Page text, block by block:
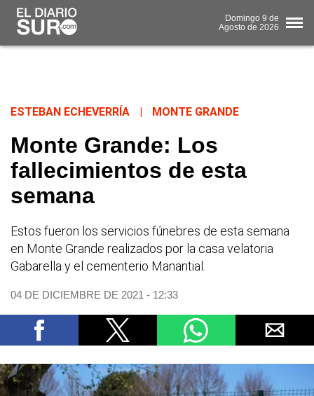
Domingo 9 de
Agosto de 2026
ESTEBAN ECHEVERRÍA MONTE GRANDE
Monte Grande: Los
fallecimientos de esta
semana
Estos fueron los servicios fúnebres de esta semana
en Monte Grande realizados por la casa velatoria
Gabarella y el cementerio Manantial.
04 DE DICIEMBRE DE 2021 - 12:33